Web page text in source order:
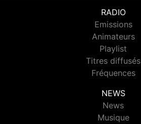
RADIO
Emissions
Animateurs
Playlist
Titres diffusés
Fréquences
NEWS
News
Musique